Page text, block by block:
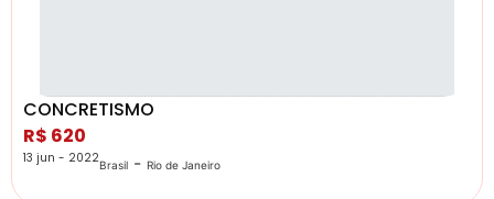
CONCRETISMO
R$ 620
13 jun - 2022Brasil - Rio de Janeiro